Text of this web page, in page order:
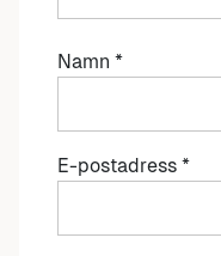
Namn *
E-postadress *